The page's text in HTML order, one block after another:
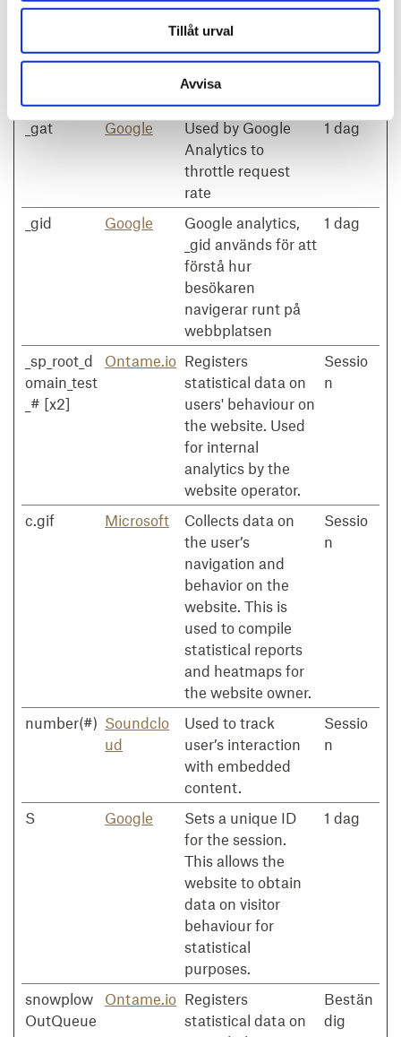
Tillåt urval
Avvisa
user has visited the
website as well as
dates for the first
and most recent
_gat Google
Used by Google
Analytics to
throttle request
rate
1 dag
_gid Google
Google analytics,
_gid används för att
förstå hur
besökaren
navigerar runt på
webbplatsen
1 dag
_sp_root_d
omain_test
_# [x2]
Ontame.io Registers
statistical data on
users' behaviour on
the website. Used
for internal
analytics by the
website operator.
Sessio
n
c.gif Microsoft
Collects data on
the user’s
navigation and
behavior on the
website. This is
used to compile
statistical reports
and heatmaps for
the website owner.
Sessio
n
number(#) Soundclo
ud
Used to track
user’s interaction
with embedded
content.
Sessio
n
S Google
Sets a unique ID
for the session.
This allows the
website to obtain
data on visitor
behaviour for
statistical
purposes.
1 dag
snowplow
OutQueue
Ontame.io Registers
statistical data on
Bestän
dig